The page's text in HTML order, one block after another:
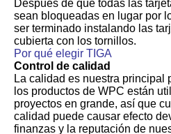
Después de que todas las
sean bloqueadas en lugar por
ser terminado instalando las
cubierta con los tornillos.
Por qué elegir TIGA
Control de calidad
La calidad es nuestra principal
los productos de WPC están
proyectos en grande, así que
calidad puede causar efecto
finanzas y la reputación de